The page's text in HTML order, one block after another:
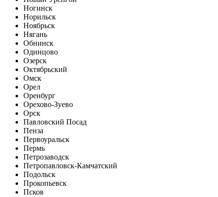
Ногинск
Норильск
Ноябрьск
Нягань
Обнинск
Одинцово
Озерск
Октябрьский
Омск
Орел
Оренбург
Орехово-Зуево
Орск
Павловский Посад
Пенза
Первоуральск
Пермь
Петрозаводск
Петропавловск-Камчатский
Подольск
Прокопьевск
Псков